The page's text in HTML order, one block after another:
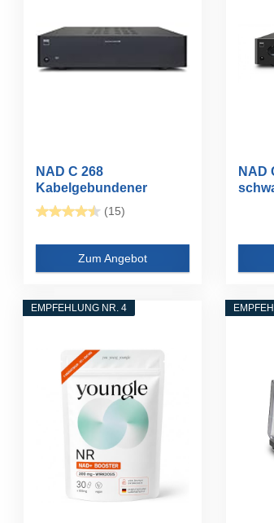
NAD C 268
Kabelgebundener
Audio-Verstärker...
(15)
Zum Angebot
NAD
EMPFEHLUNG NR. 4